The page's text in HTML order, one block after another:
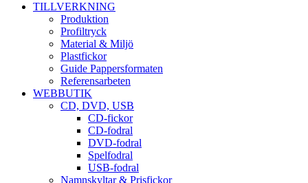
TILLVERKNING
Produktion
Profiltryck
Material & Miljö
Plastfickor
Guide Pappersformaten
Referensarbeten
WEBBUTIK
CD, DVD, USB
CD-fickor
CD-fodral
DVD-fodral
Spelfodral
USB-fodral
Namnskyltar & Prisfickor